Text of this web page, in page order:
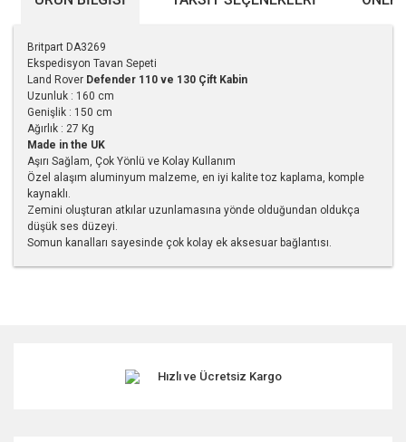
Britpart DA3269
Ekspedisyon Tavan Sepeti
Land Rover Defender 110 ve 130 Çift Kabin
Uzunluk : 160 cm
Genişlik : 150 cm
Ağırlık : 27 Kg
Made in the UK
Aşırı Sağlam, Çok Yönlü ve Kolay Kullanım
Özel alaşım aluminyum malzeme, en iyi kalite toz kaplama, komple
kaynaklı.
Zemini oluşturan atkılar uzunlamasına yönde olduğundan oldukça
düşük ses düzeyi.
Somun kanalları sayesinde çok kolay ek aksesuar bağlantısı.
Ürün resmi kalitesiz, bozuk veya görüntülenemiyor.
Hızlı ve Ücretsiz Kargo